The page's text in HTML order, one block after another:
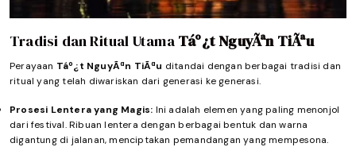
Tradisi dan Ritual Utama Táº¿t NguyÃªn TiÃªu
Perayaan Táº¿t NguyÃªn TiÃªu ditandai dengan berbagai tradisi dan
ritual yang telah diwariskan dari generasi ke generasi.
Prosesi Lentera yang Magis: Ini adalah elemen yang paling menonjol
dari festival. Ribuan lentera dengan berbagai bentuk dan warna
digantung di jalanan, menciptakan pemandangan yang mempesona.